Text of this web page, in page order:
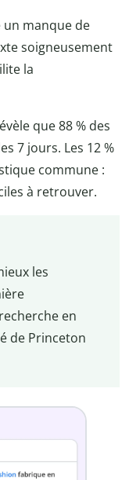
manque de
soigneusement
la
que 88 % des
7 jours. Les 12 %
commune :
à retrouver.
les
en
de Princeton